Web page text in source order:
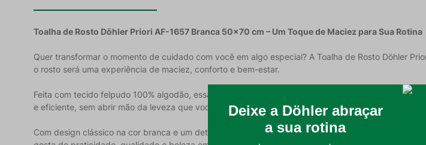
Toalha de Rosto Döhler Priori AF-1657 Branca 50x70 cm – Um Toque de Maciez para Sua Rotina
Quer transformar o momento de cuidado com você em algo especial? A Toalha de Rosto Döhler
o rosto será uma experiência de maciez, conforto e bem-estar.
Feita com tecido felpudo 100% algodão, essa toalha é supremacia e delicada com a sua pele. E
e eficiente, sem abrir mão da leveza que você precisa no dia a dia.
Com design clássico na cor branca e um detalhe charmoso na barra, ela combina com qualquer